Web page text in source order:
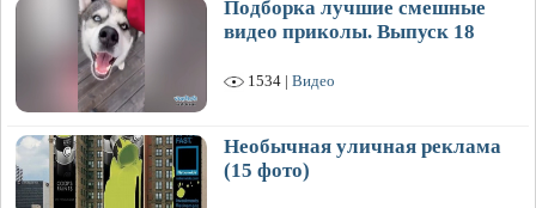
Подборка лучшие смешные
видео приколы. Выпуск 18
1534 | Видео
Необычная уличная реклама
(15 фото)